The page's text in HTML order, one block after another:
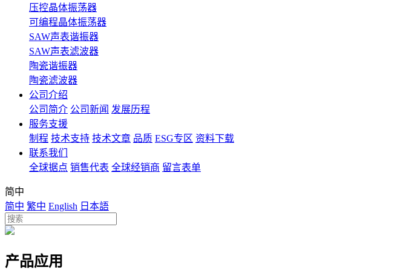
压控晶体振荡器
可编程晶体振荡器
SAW声表谐振器
SAW声表滤波器
陶瓷谐振器
陶瓷滤波器
公司介绍
公司简介 公司新闻 发展历程
服务支援
制程 技术支持 技术文章 品质 ESG专区 资料下载
联系我们
全球据点 销售代表 全球经销商 留言表单
简中
简中 繁中 English 日本語
产品应用